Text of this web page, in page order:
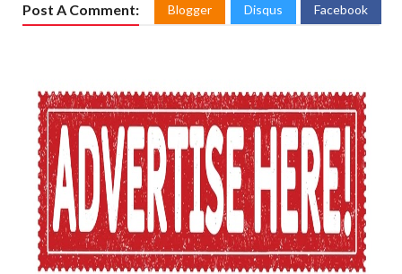
Post A Comment: Blogger Disqus Facebook